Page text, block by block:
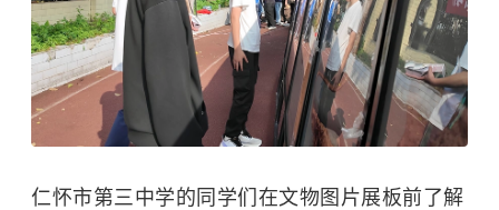
仁怀市第三中学的同学们在文物图片展板前了解